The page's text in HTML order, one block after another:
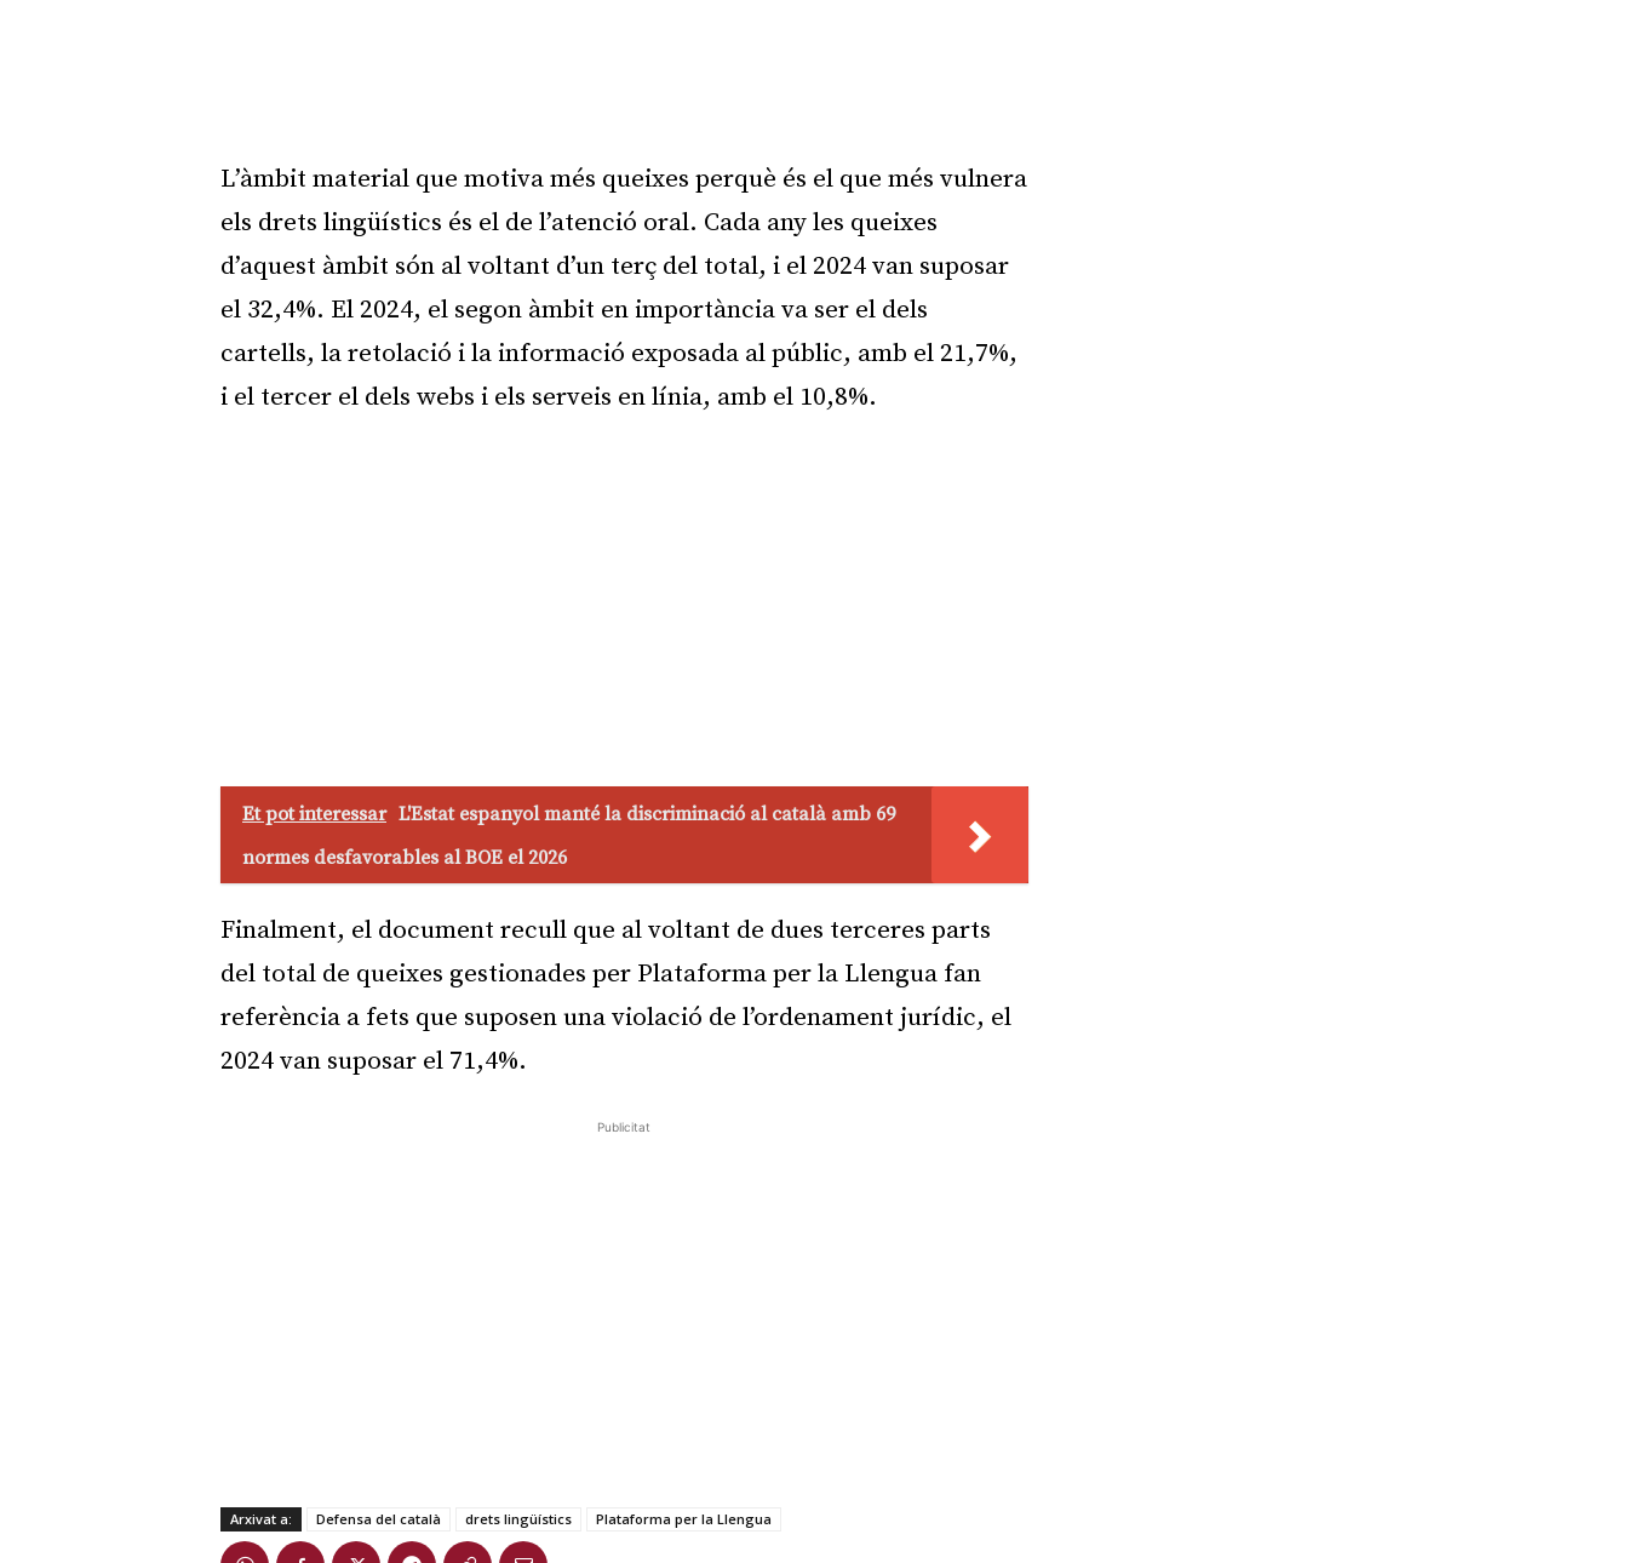
L’àmbit material que motiva més queixes perquè és el que més vulnera
els drets lingüístics és el de l’atenció oral. Cada any les queixes
d’aquest àmbit són al voltant d’un terç del total, i el 2024 van suposar
el 32,4%. El 2024, el segon àmbit en importància va ser el dels
cartells, la retolació i la informació exposada al públic, amb el 21,7%,
i el tercer el dels webs i els serveis en línia, amb el 10,8%.
Et pot interessar L'Estat espanyol manté la discriminació al català amb 69
normes desfavorables al BOE el 2026
Finalment, el document recull que al voltant de dues terceres parts
del total de queixes gestionades per Plataforma per la Llengua fan
referència a fets que suposen una violació de l’ordenament jurídic, el
2024 van suposar el 71,4%.
Publicitat
Arxivat a: Defensa del català drets lingüístics Plataforma per la Llengua